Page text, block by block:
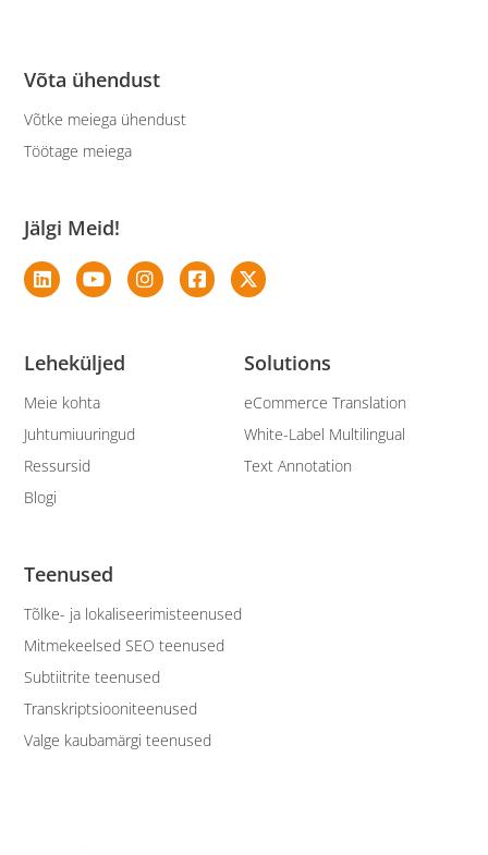
Teenused
Tõlke- ja lokaliseerimisteenused
Mitmekeelsed SEO teenused
Subtiitrite teenused
Transkriptsiooniteenused
Valge kaubamärgi teenused
Solutions
eCommerce Translation
White-Label Multilingual
Text Annotation
Leheküljed
Meie kohta
Juhtumiuuringud
Ressursid
Blogi
Võta ühendust
Võtke meiega ühendust
Töötage meiega
Jälgi Meid!